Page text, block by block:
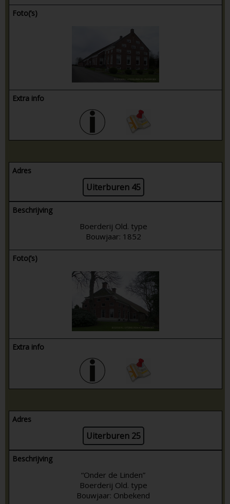
Foto(’s)
Extra info
Adres
Uiterburen 45
Beschrijving
Boerderij Old. type
Bouwjaar: 1852
Foto(’s)
Extra info
Adres
Uiterburen 25
Beschrijving
“Onder de Linden”
Boerderij Old. type
Bouwjaar: Onbekend